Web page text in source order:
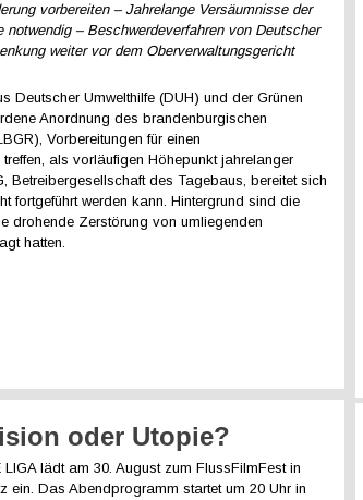
vorbereiten – Jahrelange Versäumnisse der
– Beschwerdeverfahren von Deutscher
weiter vor dem Oberverwaltungsgericht
Deutscher Umwelthilfe (DUH) und der Grünen
Anordnung des brandenburgischen
Vorbereitungen für einen
als vorläufigen Höhepunkt jahrelanger
Betreibergesellschaft des Tagebaus, bereitet sich
fortgeführt werden kann. Hintergrund sind die
drohende Zerstörung von umliegenden
hatten.
oder Utopie?
LIGA lädt am 30. August zum FlussFilmFest in
ein. Das Abendprogramm startet um 20 Uhr in